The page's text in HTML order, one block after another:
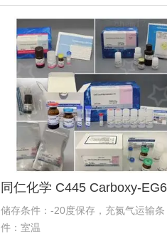
储存条件：-20度保存，充氮气运输条
件：室温